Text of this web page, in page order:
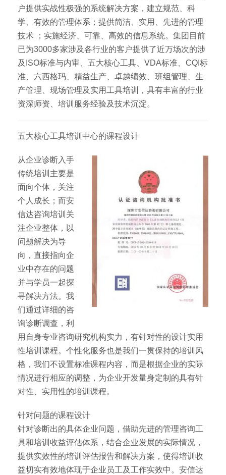
户提供实战性极强的系统解决方案，建立规范、科
学、有效的管理体系；提供简洁、实用、先进的管理
技术 ；实施经济、可靠、高效的信息系统。集团目前
已为3000多家涉及各行业的客户提供了近万场次的涉
及ISO标准与内审、五大核心工具、VDA标准、CQI标
准、六西格玛、精益生产、卓越绩效、班组管理、生
产管理、现场管理及实用工具培训，具有丰富的行业
资深师资、培训服务经验及技术沉淀。
五大核心工具培训中心的课程设计
从企业诊断入手
传统培训主要是
面向个体，关注
个人成长；而安
信达咨询培训关
注企业整体，以
问题解决为导
向，直接指向企
业中存在的问题
并与学员一起探
寻解决方法。我
们通过详细的咨
询诊断调查，利
用自身专业咨询研究机构实力，有针对性的设计实用
性培训课程。个性化服务也是我们一贯保持的培训风
格，我们不设置标准课程内容，而是根据企业的实际
情况进行相应的调整，为企业开发量身定制的具有针
对性、实用性的培训课程。
针对问题的课程设计
针对诊断出的具体企业问题，借助先进的管理咨询工
具和培训收益评估体系，结合企业发展的实际情况，
提供实效性的培训评估报告和解决方案，使得培训收
益切实有效地体现于企业员工及工作实效中。安信达